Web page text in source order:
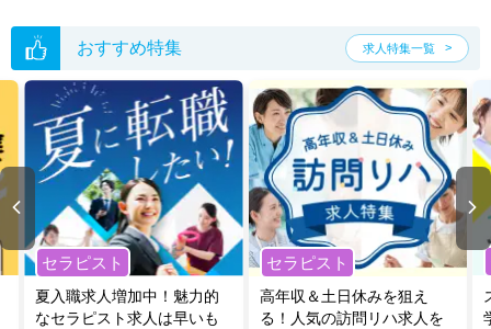
い。
おすすめ特集 求人特集一覧
セラピスト
夏入職求人増加中！魅力的
なセラピスト求人は早いも
セラピスト
高年収＆土日休みを狙え
る！人気の訪問リハ求人を